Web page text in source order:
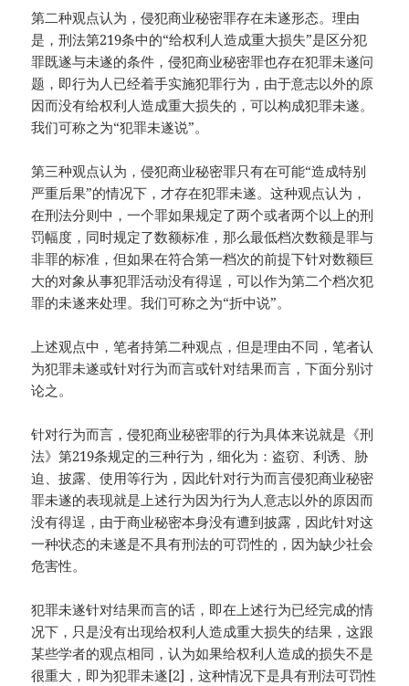
第二种观点认为，侵犯商业秘密罪存在未遂形态。理由
是，刑法第219条中的“给权利人造成重大损失”是区分犯
罪既遂与未遂的条件，侵犯商业秘密罪也存在犯罪未遂问
题，即行为人已经着手实施犯罪行为，由于意志以外的原
因而没有给权利人造成重大损失的，可以构成犯罪未遂。
我们可称之为“犯罪未遂说”。
第三种观点认为，侵犯商业秘密罪只有在可能“造成特别
严重后果”的情况下，才存在犯罪未遂。这种观点认为，
在刑法分则中，一个罪如果规定了两个或者两个以上的刑
罚幅度，同时规定了数额标准，那么最低档次数额是罪与
非罪的标准，但如果在符合第一档次的前提下针对数额巨
大的对象从事犯罪活动没有得逞，可以作为第二个档次犯
罪的未遂来处理。我们可称之为“折中说”。
上述观点中，笔者持第二种观点，但是理由不同，笔者认
为犯罪未遂或针对行为而言或针对结果而言，下面分别讨
论之。
针对行为而言，侵犯商业秘密罪的行为具体来说就是《刑
法》第219条规定的三种行为，细化为：盗窃、利诱、胁
迫、披露、使用等行为，因此针对行为而言侵犯商业秘密
罪未遂的表现就是上述行为因为行为人意志以外的原因而
没有得逞，由于商业秘密本身没有遭到披露，因此针对这
一种状态的未遂是不具有刑法的可罚性的，因为缺少社会
危害性。
犯罪未遂针对结果而言的话，即在上述行为已经完成的情
况下，只是没有出现给权利人造成重大损失的结果，这跟
某些学者的观点相同，认为如果给权利人造成的损失不是
很重大，即为犯罪未遂[2]，这种情况下是具有刑法可罚性